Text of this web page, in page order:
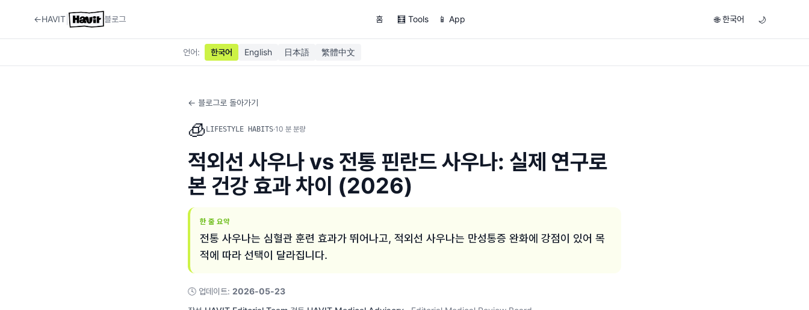
←HAVIT 블로그 홈 🧮 Tools 📱 App 🌐 한국어 🌙
언어: 한국어 English 日本語 繁體中文
← 블로그로 돌아가기
🧊 LIFESTYLE HABITS·10 분 분량
적외선 사우나 vs 전통 핀란드 사우나: 실제 연구로
본 건강 효과 차이 (2026)
한 줄 요약
전통 사우나는 심혈관 훈련 효과가 뛰어나고, 적외선 사우나는 만성통증 완화에 강점이 있어 목
적에 따라 선택이 달라집니다.
🕓 업데이트: 2026-05-23